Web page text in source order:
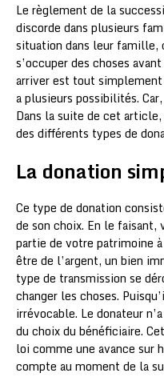
Le règlement de la
discorde dans plusieurs
situation dans leur famille,
s’occuper des choses
arriver est tout simplement
a plusieurs possibilités.
Dans la suite de cet
des différents types de
La donation
Ce type de donation
de son choix. En le faisant,
partie de votre patrimoine
être de l’argent, un bien
type de transmission se
changer les choses.
irrévocable. Le donateur
du choix du bénéficiaire.
loi comme une avance sur
compte au moment de la